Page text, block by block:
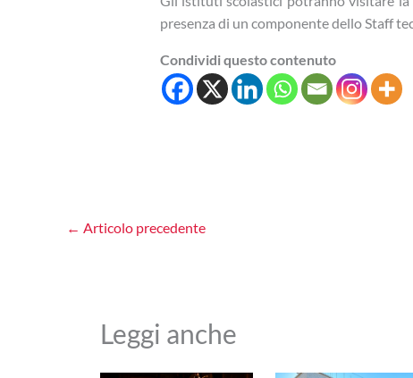
presenza di un componente dello Staff
Condividi questo contenuto
← Articolo precedente
Leggi anche